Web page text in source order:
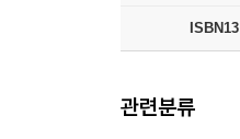
ISBN13
관련분류